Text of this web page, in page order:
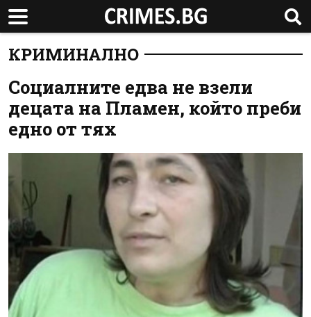
КРИМИНАЛНО
Социалните едва не взели
децата на Пламен, който преби
едно от тях